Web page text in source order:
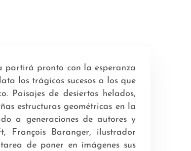
partirá pronto con la esperanza
los trágicos sucesos a los que
Paisajes de desiertos helados,
estructuras geométricas en la
a generaciones de autores y
François Baranger, ilustrador
de poner en imágenes sus